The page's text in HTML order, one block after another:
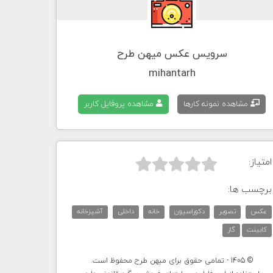
سرویس عکس میهن طرح
mihantarh
مشاهده نمونه کارها مشاهده پروفایل کاربر
امتیاز: 


برچسب ها:
عکس تصویر دکوراسیون خانه داخلی
آشپزخانه
کابینت
گاز
© 1405 - تمامی حقوق برای میهن طرح محفوظ است.